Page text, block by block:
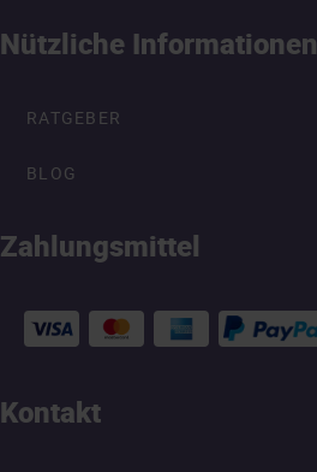
Nützliche Informationen
RATGEBER
BLOG
Zahlungsmittel
Kontakt